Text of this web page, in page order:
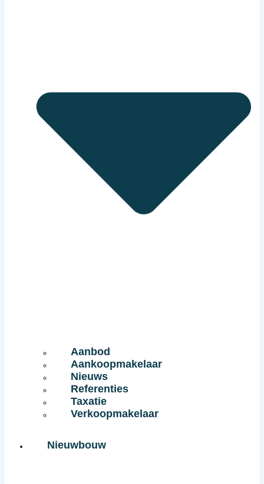
Aanbod
Aankoopmakelaar
Nieuws
Referenties
Taxatie
Verkoopmakelaar
Nieuwbouw